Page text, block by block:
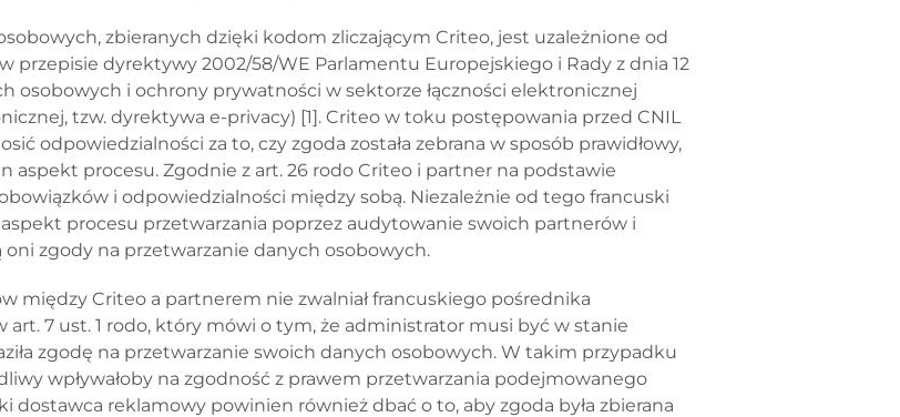
zbieranych dzięki kodom zliczającym Criteo, jest uzależnione od
przepisie dyrektywy 2002/58/WE Parlamentu Europejskiego i Rady z dnia 12
osobowych i ochrony prywatności w sektorze łączności elektronicznej
tzw. dyrektywa e-privacy) [1]. Criteo w toku postępowania przed CNIL
odpowiedzialności za to, czy zgoda została zebrana w sposób prawidłowy,
aspekt procesu. Zgodnie z art. 26 rodo Criteo i partner na podstawie
i odpowiedzialności między sobą. Niezależnie od tego francuski
procesu przetwarzania poprzez audytowanie swoich partnerów i
oni zgody na przetwarzanie danych osobowych.
między Criteo a partnerem nie zwalniał francuskiego pośrednika
7 ust. 1 rodo, który mówi o tym, że administrator musi być w stanie
zgodę na przetwarzanie swoich danych osobowych. W takim przypadku
wpływałoby na zgodność z prawem przetwarzania podejmowanego
dostawca reklamowy powinien również dbać o to, aby zgoda była zbierana